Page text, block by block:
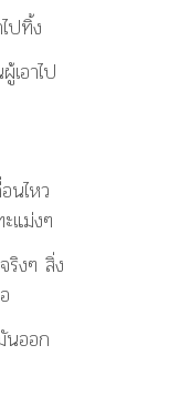
ปทิ้ง
เอาไป
นไหว
แม่งๆ
ริงๆ สิ่ง
ออก